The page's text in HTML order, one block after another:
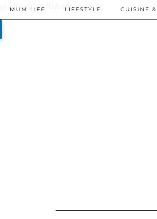
gtag('config', 'UA-68614623-1');
MUM LIFE LIFESTYLE CUISINE &